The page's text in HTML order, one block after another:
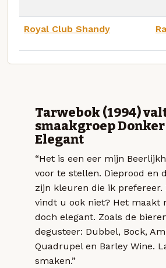
Royal Club Shandy
Tarwebok (1994)
smaakgroep Donker
Elegant
“Het is een eer mijn
voor te stellen. Dieprood en
zijn kleuren die ik prefereer.
vindt u ook niet? Het maakt
doch elegant. Zoals de
degusteer: Dubbel, Bock,
Quadrupel en Barley Wine.
smaken.”